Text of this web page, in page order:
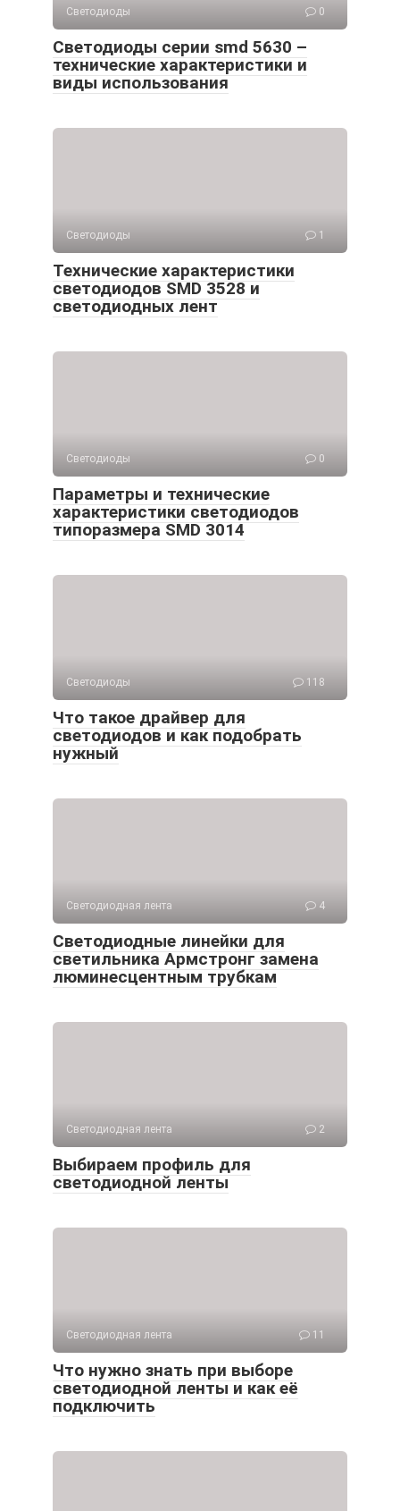
Светодиоды 0
Светодиоды серии smd 5630 –
технические характеристики и
виды использования
Светодиоды 1
Технические характеристики
светодиодов SMD 3528 и
светодиодных лент
Светодиоды 0
Параметры и технические
характеристики светодиодов
типоразмера SMD 3014
Светодиоды 118
Что такое драйвер для
светодиодов и как подобрать
нужный
Светодиодная лента 4
Светодиодные линейки для
светильника Армстронг замена
люминесцентным трубкам
Светодиодная лента 2
Выбираем профиль для
светодиодной ленты
Светодиодная лента 11
Что нужно знать при выборе
светодиодной ленты и как её
подключить